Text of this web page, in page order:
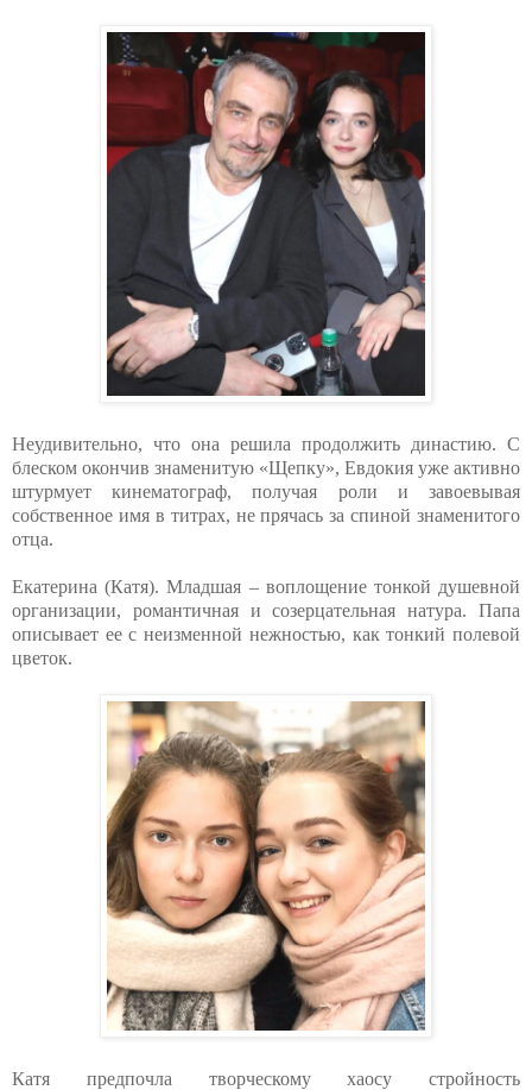
Неудивительно, что она решила продолжить династию. С
блеском окончив знаменитую «Щепку», Евдокия уже активно
штурмует кинематограф, получая роли и завоевывая
собственное имя в титрах, не прячась за спиной знаменитого
отца.
Екатерина (Катя). Младшая – воплощение тонкой душевной
организации, романтичная и созерцательная натура. Папа
описывает ее с неизменной нежностью, как тонкий полевой
цветок.
Катя предпочла творческому хаосу стройность